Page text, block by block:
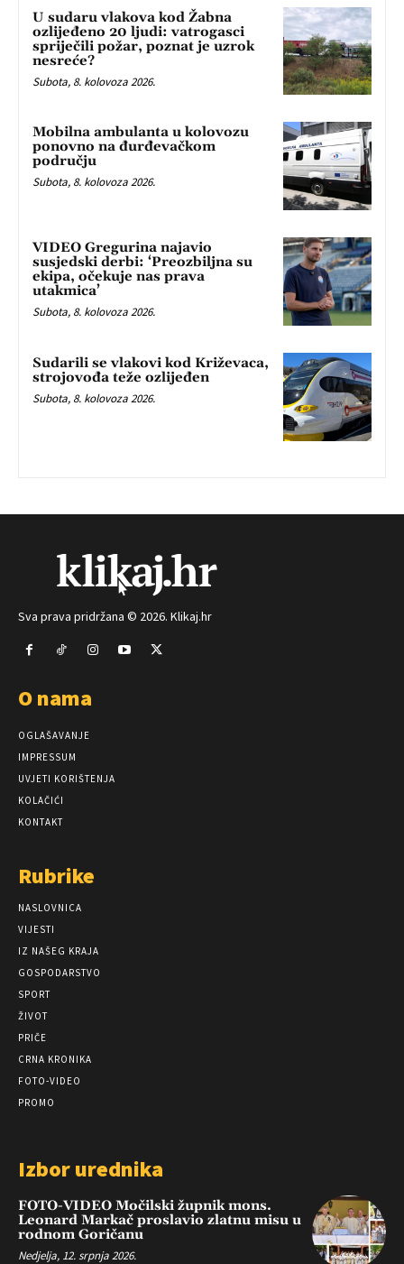
U sudaru vlakova kod Žabna
ozlijeđeno 20 ljudi: vatrogasci
spriječili požar, poznat je uzrok
nesreće?
Subota, 8. kolovoza 2026.
Mobilna ambulanta u kolovozu
ponovno na đurđevačkom
području
Subota, 8. kolovoza 2026.
VIDEO Gregurina najavio
susjedski derbi: ‘Preozbiljna su
ekipa, očekuje nas prava
utakmica’
Subota, 8. kolovoza 2026.
Sudarili se vlakovi kod Križevaca,
strojovođa teže ozlijeđen
Subota, 8. kolovoza 2026.
Sva prava pridržana © 2026. Klikaj.hr
O nama
OGLAŠAVANJE
IMPRESSUM
UVJETI KORIŠTENJA
KOLAČIĆI
KONTAKT
Rubrike
NASLOVNICA
VIJESTI
IZ NAŠEG KRAJA
GOSPODARSTVO
SPORT
ŽIVOT
PRIČE
CRNA KRONIKA
FOTO-VIDEO
PROMO
Izbor urednika
FOTO-VIDEO Močilski župnik mons.
Leonard Markač proslavio zlatnu misu u
rodnom Goričanu
Nedjelja, 12. srpnja 2026.